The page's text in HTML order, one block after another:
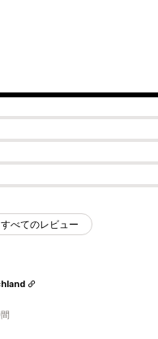
ョン
ション
すべてのレビュー